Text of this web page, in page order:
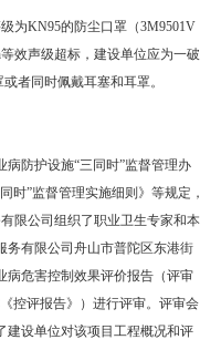
为KN95的防尘口罩（3M9501V
效声级超标，建设单位应为一破
者同时佩戴耳塞和耳罩。
病防护设施“三同时”监督管理办
时”监督管理实施细则》等规定，
限公司组织了职业卫生专家和本
务有限公司舟山市普陀区东港街
病危害控制效果评价报告（评审
控评报告》）进行评审。评审会
建设单位对该项目工程概况和评